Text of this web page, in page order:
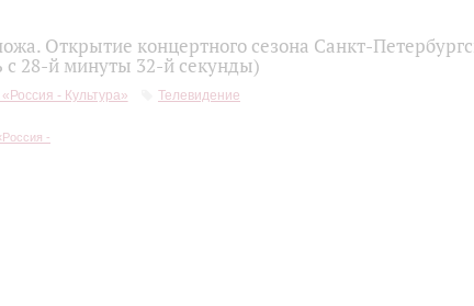
Открытие концертного сезона Санкт-
с 28-й минуты 32-й секунды)
- Культура» Телевидение